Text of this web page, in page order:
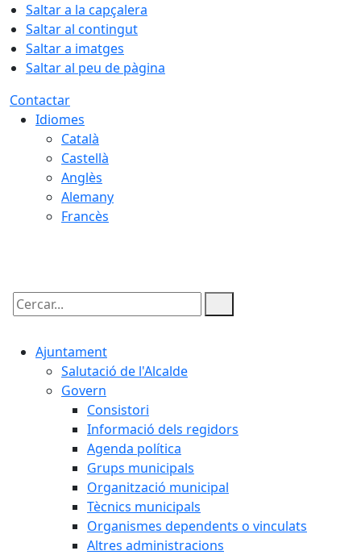
Saltar a la capçalera
Saltar al contingut
Saltar a imatges
Saltar al peu de pàgina
Contactar
Idiomes
Català
Castellà
Anglès
Alemany
Francès
Cercar:
Ajuntament
Salutació de l'Alcalde
Govern
Consistori
Informació dels regidors
Agenda política
Grups municipals
Organització municipal
Tècnics municipals
Organismes dependents o vinculats
Altres administracions